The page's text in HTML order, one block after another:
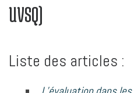
UVSQ)
Liste des articles :